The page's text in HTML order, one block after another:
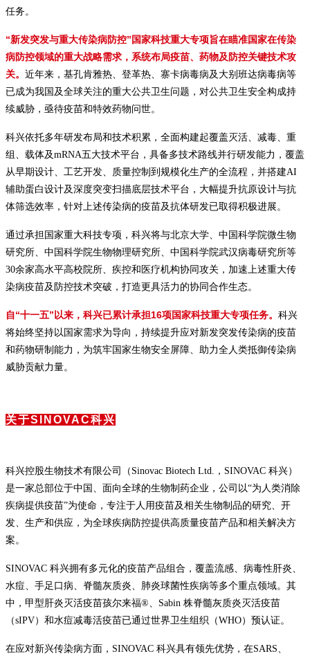
任务。
“新发突发与重大传染病防控”国家科技重大专项旨在瞄准国家在传染
病防控领域的重大战略需求，系统布局疫苗、药物及防控关键技术攻
关。 近年来，基孔肯雅热、登革热、寨卡病毒病及大别班达病毒病等
已成为我国及全球关注的重大公共卫生问题，对公共卫生安全构成持
续威胁，亟待疫苗和特效药物问世。
科兴依托多年研发布局和技术积累，全面构建起覆盖灭活、减毒、重
组、载体及mRNA五大技术平台，具备多技术路线并行研发能力，覆盖
从早期设计、工艺开发、质量控制到规模化生产的全流程，并搭建AI
辅助蛋白设计及深度突变扫描底层技术平台，大幅提升抗原设计与抗
体筛选效率，针对上述传染病的疫苗及抗体研发已取得积极进展。
通过承担国家重大科技专项，科兴将与北京大学、中国科学院微生物
研究所、中国科学院生物物理研究所、中国科学院武汉病毒研究所等
30余家高水平高校院所、疾控和医疗机构协同攻关，加速上述重大传
染病疫苗及防控技术突破，打造更具活力的协同合作生态。
自“十一五”以来，科兴已累计承担16项国家科技重大专项任务。 科兴
将始终坚持以国家需求为导向，持续提升应对新发突发传染病的疫苗
和药物研制能力，为筑牢国家生物安全屏障、助力全人类抵御传染病
威胁贡献力量。
关于SINOVAC科兴
科兴控股生物技术有限公司（Sinovac Biotech Ltd.，SINOVAC 科兴）
是一家总部位于中国、面向全球的生物制药企业，公司以“为人类消除
疾病提供疫苗”为使命，专注于人用疫苗及相关生物制品的研究、开
发、生产和供应，为全球疾病防控提供高质量疫苗产品和相关解决方
案。
SINOVAC 科兴拥有多元化的疫苗产品组合，覆盖流感、病毒性肝炎、
水痘、手足口病、脊髓灰质炎、肺炎球菌性疾病等多个重点领域。其
中，甲型肝炎灭活疫苗孩尔来福®、Sabin 株脊髓灰质炎灭活疫苗
（sIPV）和水痘减毒活疫苗已通过世界卫生组织（WHO）预认证。
在应对新兴传染病方面，SINOVAC 科兴具有领先优势，在SARS、